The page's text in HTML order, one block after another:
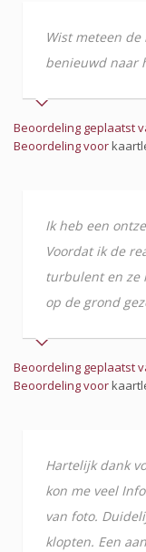
Wist meteen
benieuwd naar
Beoordeling geplaatst
Beoordeling voor
Ik heb een
Voordat ik de
turbulent en ze
op de grond
Beoordeling geplaatst
Beoordeling voor
Hartelijk dank
kon me veel
van foto.
klopten. Een